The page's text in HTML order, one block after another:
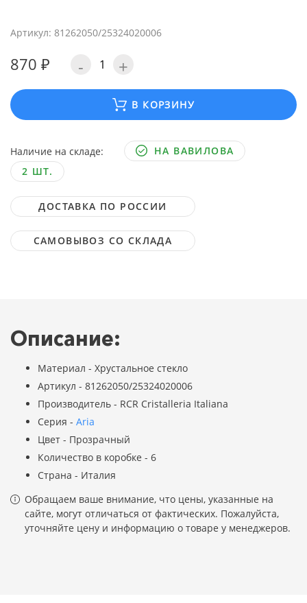
Артикул: 81262050/25324020006
870 ₽ - +
В КОРЗИНУ
Наличие на складе:
НА ВАВИЛОВА
2 ШТ.
ДОСТАВКА ПО РОССИИ
САМОВЫВОЗ СО СКЛАДА
Описание:
Материал - Хрустальное стекло
Артикул - 81262050/25324020006
Производитель - RCR Cristalleria Italiana
Серия - Aria
Цвет - Прозрачный
Количество в коробке - 6
Страна - Италия
Обращаем ваше внимание, что цены, указанные на
сайте, могут отличаться от фактических. Пожалуйста,
уточняйте цену и информацию о товаре у менеджеров.